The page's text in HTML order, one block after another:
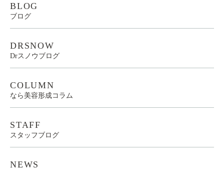
BLOG
ブログ
DRSNOW
Drスノウブログ
COLUMN
なら美容形成コラム
STAFF
スタッフブログ
NEWS